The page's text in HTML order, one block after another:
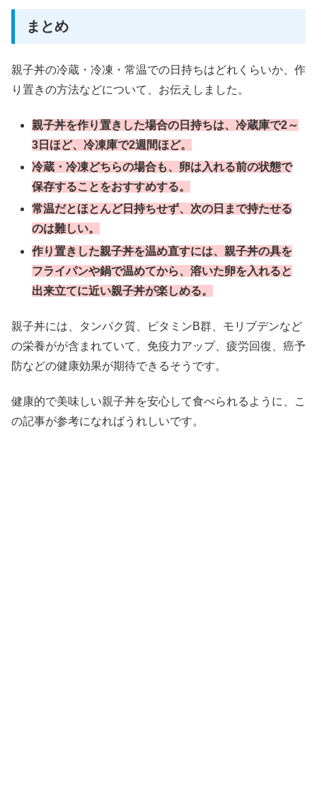
まとめ
親子丼の冷蔵・冷凍・常温での日持ちはどれくらいか、作
り置きの方法などについて、お伝えしました。
親子丼を作り置きした場合の日持ちは、冷蔵庫で2～
3日ほど、冷凍庫で2週間ほど。
冷蔵・冷凍どちらの場合も、卵は入れる前の状態で
保存することをおすすめする。
常温だとほとんど日持ちせず、次の日まで持たせる
のは難しい。
作り置きした親子丼を温め直すには、親子丼の具を
フライパンや鍋で温めてから、溶いた卵を入れると
出来立てに近い親子丼が楽しめる。
親子丼には、タンパク質、ビタミンB群、モリブデンなど
の栄養がが含まれていて、免疫力アップ、疲労回復、癌予
防などの健康効果が期待できるそうです。
健康的で美味しい親子丼を安心して食べられるように、こ
の記事が参考になればうれしいです。